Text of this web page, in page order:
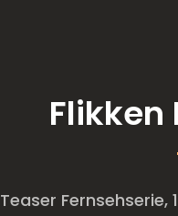
Teaser Fernsehserie,